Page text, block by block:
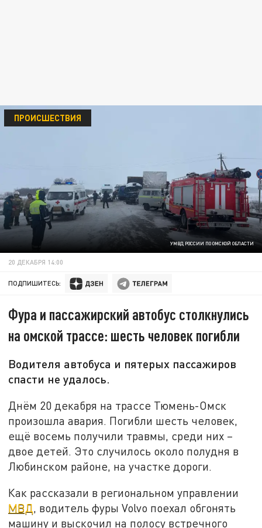
УМВД РОССИИ ПО ОМСКОЙ ОБЛАСТИ
ПРОИСШЕСТВИЯ
20 ДЕКАБРЯ 14:00
ПОДПИШИТЕСЬ:
Фура и пассажирский автобус столкнулись
на омской трассе: шесть человек погибли
Водителя автобуса и пятерых пассажиров
спасти не удалось.
Днём 20 декабря на трассе Тюмень-Омск
произошла авария. Погибли шесть человек,
ещё восемь получили травмы, среди них –
двое детей. Это случилось около полудня в
Любинском районе, на участке дороги.
Как рассказали в региональном управлении
МВД, водитель фуры Volvo поехал обгонять
машину и выскочил на полосу встречного